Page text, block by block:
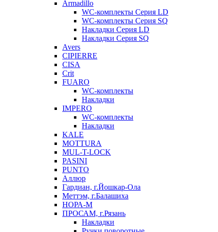
Armadillo
WC-комплекты Серия LD
WC-комплекты Серия SQ
Накладки Серия LD
Накладки Серия SQ
Avers
CIPIERRE
CISA
Crit
FUARO
WC-комплекты
Накладки
IMPERO
WC-комплекты
Накладки
KALE
MOTTURA
MUL-T-LOCK
PASINI
PUNTO
Аллюр
Гардиан, г.Йошкар-Ола
Меттэм, г.Балашиха
НОРА-М
ПРОСАМ, г.Рязань
Накладки